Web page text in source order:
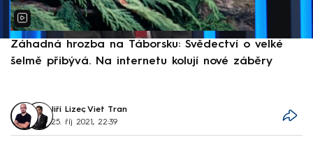
Záhadná hrozba na Táborsku: Svědectví o velké
šelmě přibývá. Na internetu kolují nové záběry
Jiří Lizec, Viet Tran
25. říj 2021, 22:39